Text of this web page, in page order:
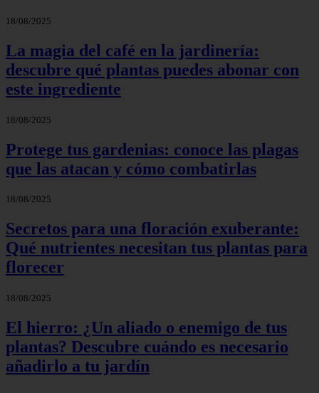
18/08/2025
La magia del café en la jardinería:
descubre qué plantas puedes abonar con
este ingrediente
18/08/2025
Protege tus gardenias: conoce las plagas
que las atacan y cómo combatirlas
18/08/2025
Secretos para una floración exuberante:
Qué nutrientes necesitan tus plantas para
florecer
18/08/2025
El hierro: ¿Un aliado o enemigo de tus
plantas? Descubre cuándo es necesario
añadirlo a tu jardín